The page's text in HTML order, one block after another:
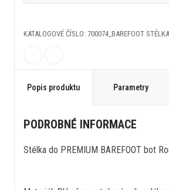
KATALOGOVÉ ČÍSLO: 700074_BAREFOOT
Popis produktu Parametry
PODROBNÉ INFORMACE
Stélka do PREMIUM BAREFOOT bot